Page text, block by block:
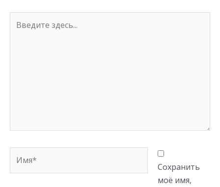
здесь...
Сохранить
моё имя,